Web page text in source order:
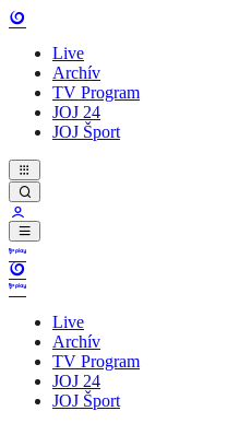
Live
Archív
TV Program
JOJ 24
JOJ Šport
Live
Archív
TV Program
JOJ 24
JOJ Šport